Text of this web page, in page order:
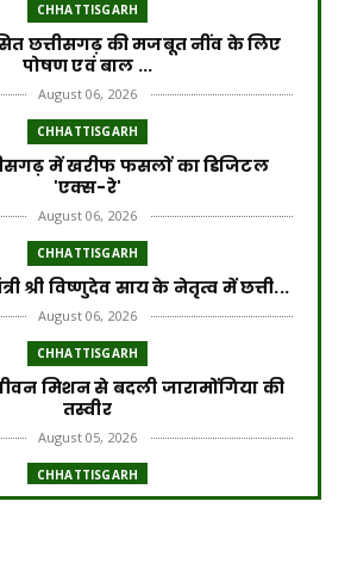
CHHATTISGARH
छत्तीसगढ़ की मजबूत नींव के लिए
पोषण एवं बाल ...
August 06, 2026
CHHATTISGARH
में खरीफ फसलों का डिजिटल
'एक्स-रे'
August 06, 2026
CHHATTISGARH
श्री विष्णुदेव साय के नेतृत्व में छत्ती...
August 06, 2026
CHHATTISGARH
मिशन से बदली जारामोंगिया की
तस्वीर
August 05, 2026
CHHATTISGARH